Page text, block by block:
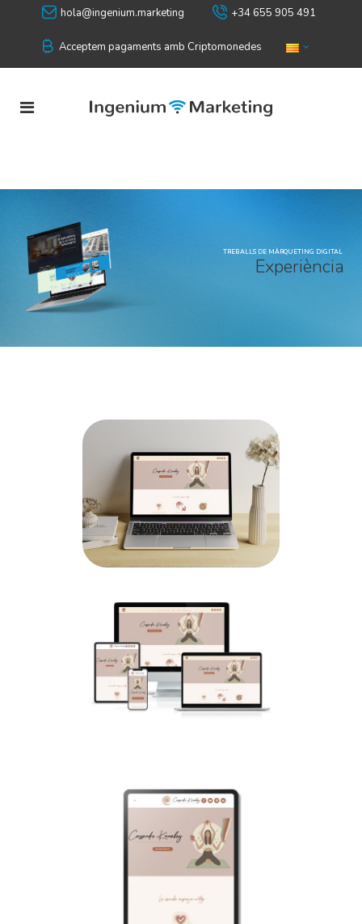
hola@ingenium.marketing +34 655 905 491
Acceptem pagaments amb Criptomonedes
TREBALLS DE MÀRQUETING DIGITAL
Experiència